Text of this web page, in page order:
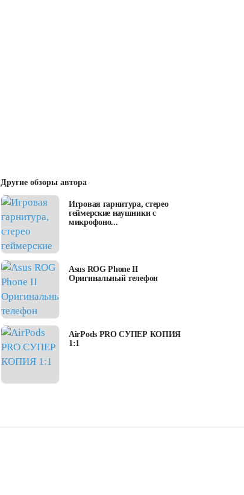
Другие обзоры автора
Игровая гарнитура, стерео
геймерские наушники с
микрофоно...
Asus ROG Phone II
Оригинальный телефон
AirPods PRO СУПЕР КОПИЯ
1:1